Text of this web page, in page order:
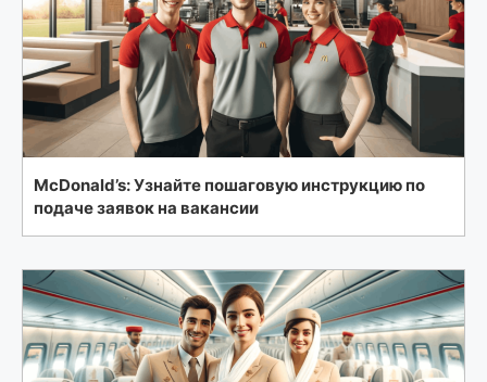
McDonald’s: Узнайте пошаговую инструкцию по
подаче заявок на вакансии